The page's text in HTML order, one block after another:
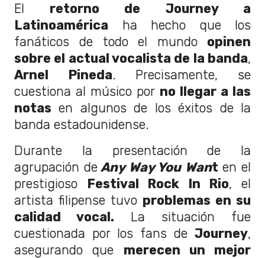
El retorno de Journey a
Latinoamérica ha hecho que los
fanáticos de todo el mundo opinen
sobre el actual vocalista de la banda,
Arnel Pineda. Precisamente, se
cuestiona al músico por no llegar a las
notas en algunos de los éxitos de la
banda estadounidense.
Durante la presentación de la
agrupación deAny Way You Want en el
prestigioso Festival Rock In Rio, el
artista filipense tuvo problemas en su
calidad vocal. La situación fue
cuestionada por los fans de Journey,
asegurando que merecen un mejor